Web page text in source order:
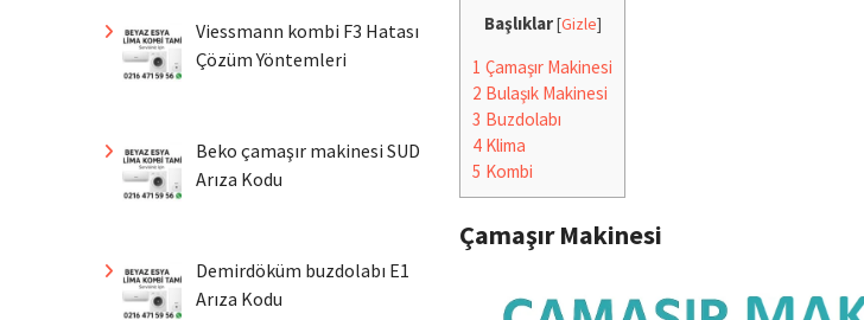
Başlıklar [Gizle]
1 Çamaşır Makinesi
2 Bulaşık Makinesi
3 Buzdolabı
4 Klima
5 Kombi
Çamaşır Makinesi
Viessmann kombi F3 Hatası
Çözüm Yöntemleri
Beko çamaşır makinesi SUD
Arıza Kodu
Demirdöküm buzdolabı E1
Arıza Kodu